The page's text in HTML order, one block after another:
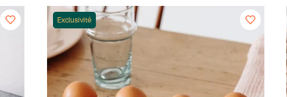
Exclusivité